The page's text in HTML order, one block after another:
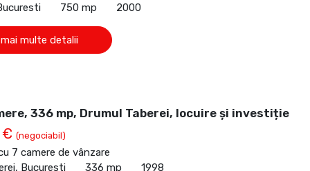
750 mp 2000
multe detalii
336 mp, Drumul Taberei, locuire și investiție
€ (negociabil)
7 camere de vânzare
Bucuresti
336 mp 1998